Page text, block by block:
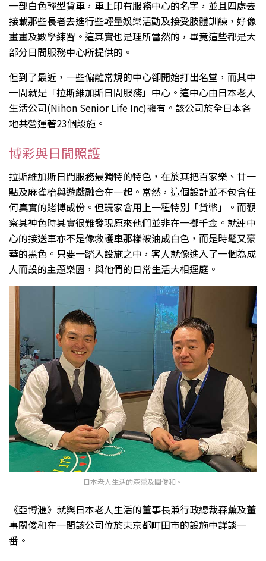
一部白色輕型貨車，車上印有服務中心的名字，並且四處去
接載那些長者去進行些輕量娛樂活動及接受肢體訓練，好像
畫畫及數學練習。這其實也是理所當然的，畢竟這些都是大
部分日間服務中心所提供的。
但到了最近，一些偏離常規的中心卻開始打出名堂，而其中
一間就是「拉斯維加斯日間服務」中心。這中心由日本老人
生活公司(Nihon Senior Life Inc)擁有。該公司於全日本各
地共營運著23個設施。
博彩與日間照護
拉斯維加斯日間服務最獨特的特色，在於其把百家樂、廿一
點及麻雀枱與遊戲融合在一起。當然，這個設計並不包含任
何真實的賭博成份。但玩家會用上一種特別「貨幣」。而觀
察其神色時其實很難發現原來他們並非在一擲千金。就連中
心的接送車亦不是像救護車那樣被油成白色，而是時髦又豪
華的黑色。只要一踏入設施之中，客人就像進入了一個為成
人而設的主題樂園，與他們的日常生活大相逕庭。
日本老人生活的森熏及關俊和。
《亞博滙》就與日本老人生活的董事長兼行政總裁森薰及董
事關俊和在一間該公司位於東京都町田市的設施中詳談一
番。